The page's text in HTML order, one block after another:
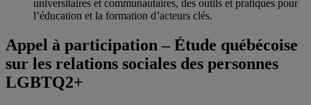
universitaires et communautaires, des outils et pratiques pour
l’éducation et la formation d’acteurs clés.
Appel à participation – Étude québécoise
sur les relations sociales des personnes
LGBTQ2+